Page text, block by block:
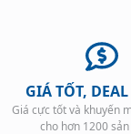
GIÁ TỐT,
Giá cực tốt và khuyến
cho hơn 1200